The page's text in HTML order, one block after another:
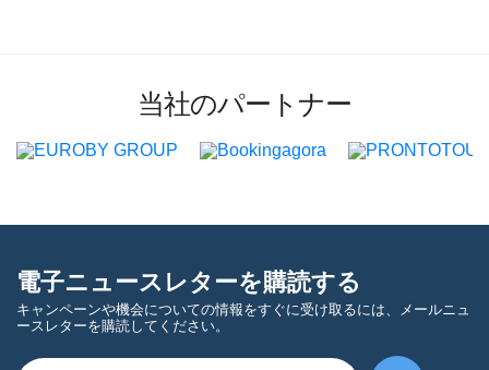
当社のパートナー
電子ニュースレターを購読する
キャンペーンや機会についての情報をすぐに受け取るには、メールニュ
ースレターを購読してください。